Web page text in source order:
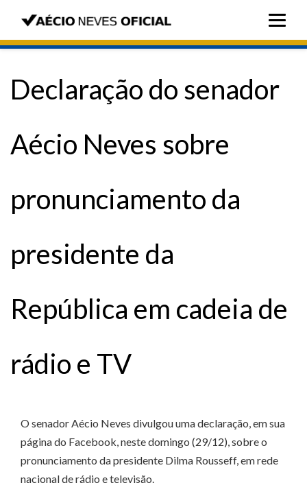
Declaração do senador
Aécio Neves sobre
pronunciamento da
presidente da
República em cadeia de
rádio e TV
O senador Aécio Neves divulgou uma declaração, em sua
página do Facebook, neste domingo (29/12), sobre o
pronunciamento da presidente Dilma Rousseff, em rede
nacional de rádio e televisão.